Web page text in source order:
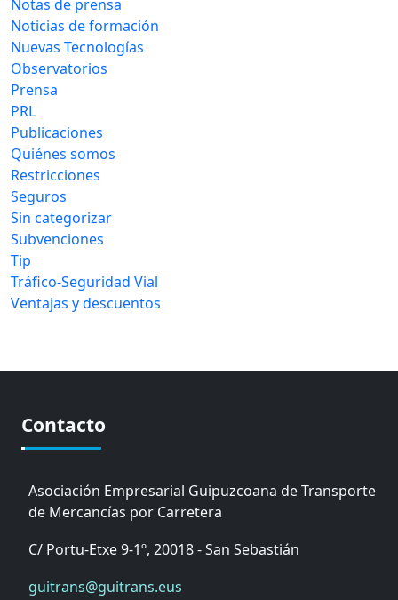
Notas de prensa
Noticias de formación
Nuevas Tecnologías
Observatorios
Prensa
PRL
Publicaciones
Quiénes somos
Restricciones
Seguros
Sin categorizar
Subvenciones
Tip
Tráfico-Seguridad Vial
Ventajas y descuentos
Contacto
Asociación Empresarial Guipuzcoana de Transporte
de Mercancías por Carretera
C/ Portu-Etxe 9-1º, 20018 - San Sebastián
guitrans@guitrans.eus